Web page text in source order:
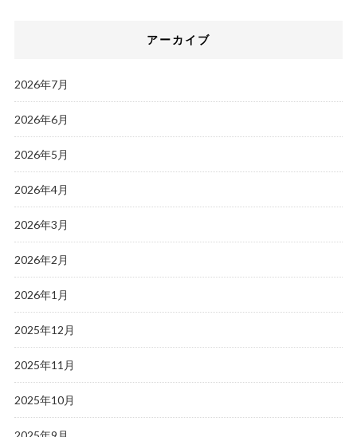
アーカイブ
2026年7月
2026年6月
2026年5月
2026年4月
2026年3月
2026年2月
2026年1月
2025年12月
2025年11月
2025年10月